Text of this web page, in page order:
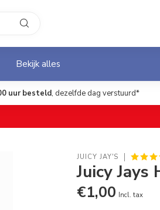
Bekijk alles
uur besteld, dezelfde dag verstuurd*
JUICY JAY'S
Juicy Jays
€1,00 Incl. tax